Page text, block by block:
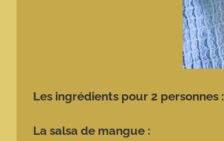
Les ingrédients pour 2 personnes :
La salsa de mangue :